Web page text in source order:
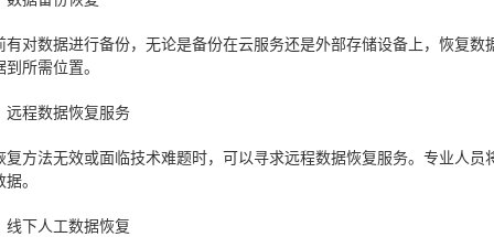
有对数据进行备份，无论是备份在云服务还是外部存储设备上，恢复
所需位置。
远程数据恢复服务
复方法无效或面临技术难题时，可以寻求远程数据恢复服务。专业人
。
线下人工数据恢复